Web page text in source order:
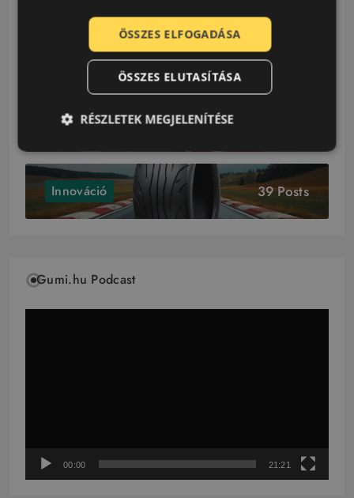
Érdekesség 46 Posts
Gumitesztek
Innováció 39 Posts
Gumi.hu Podcast
00:00 21:21
ÖSSZES ELFOGADÁSA
ÖSSZES ELUTASÍTÁSA
RÉSZLETEK MEGJELENÍTÉSE